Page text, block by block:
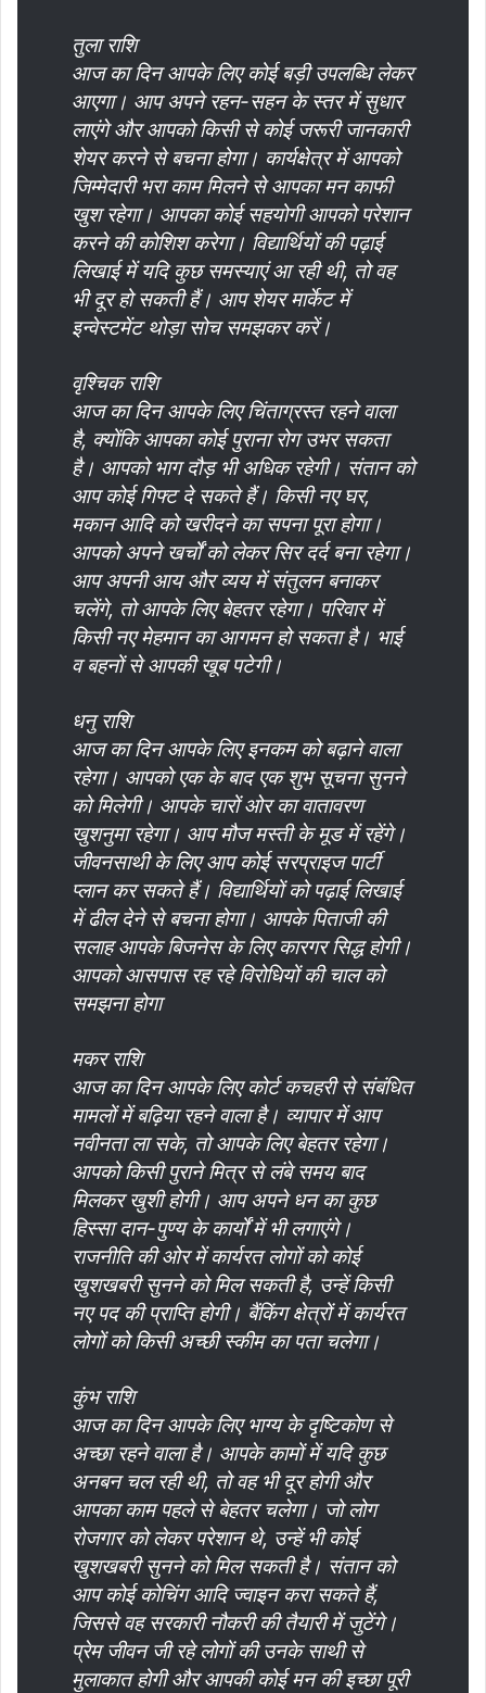
तुला राशि
आज का दिन आपके लिए कोई बड़ी उपलब्धि लेकर
आएगा। आप अपने रहन-सहन के स्तर में सुधार
लाएंगे और आपको किसी से कोई जरूरी जानकारी
शेयर करने से बचना होगा। कार्यक्षेत्र में आपको
जिम्मेदारी भरा काम मिलने से आपका मन काफी
खुश रहेगा। आपका कोई सहयोगी आपको परेशान
करने की कोशिश करेगा। विद्यार्थियों की पढ़ाई
लिखाई में यदि कुछ समस्याएं आ रही थी, तो वह
भी दूर हो सकती हैं। आप शेयर मार्केट में
इन्वेस्टमेंट थोड़ा सोच समझकर करें।
वृश्चिक राशि
आज का दिन आपके लिए चिंताग्रस्त रहने वाला
है, क्योंकि आपका कोई पुराना रोग उभर सकता
है। आपको भाग दौड़ भी अधिक रहेगी। संतान को
आप कोई गिफ्ट दे सकते हैं। किसी नए घर,
मकान आदि को खरीदने का सपना पूरा होगा।
आपको अपने खर्चों को लेकर सिर दर्द बना रहेगा।
आप अपनी आय और व्यय में संतुलन बनाकर
चलेंगे, तो आपके लिए बेहतर रहेगा। परिवार में
किसी नए मेहमान का आगमन हो सकता है। भाई
व बहनों से आपकी खूब पटेगी।
धनु राशि
आज का दिन आपके लिए इनकम को बढ़ाने वाला
रहेगा। आपको एक के बाद एक शुभ सूचना सुनने
को मिलेगी। आपके चारों ओर का वातावरण
खुशनुमा रहेगा। आप मौज मस्ती के मूड में रहेंगे।
जीवनसाथी के लिए आप कोई सरप्राइज पार्टी
प्लान कर सकते हैं। विद्यार्थियों को पढ़ाई लिखाई
में ढील देने से बचना होगा। आपके पिताजी की
सलाह आपके बिजनेस के लिए कारगर सिद्ध होगी।
आपको आसपास रह रहे विरोधियों की चाल को
समझना होगा
मकर राशि
आज का दिन आपके लिए कोर्ट कचहरी से संबंधित
मामलों में बढ़िया रहने वाला है। व्यापार में आप
नवीनता ला सके, तो आपके लिए बेहतर रहेगा।
आपको किसी पुराने मित्र से लंबे समय बाद
मिलकर खुशी होगी। आप अपने धन का कुछ
हिस्सा दान-पुण्य के कार्यों में भी लगाएंगे।
राजनीति की ओर में कार्यरत लोगों को कोई
खुशखबरी सुनने को मिल सकती है, उन्हें किसी
नए पद की प्राप्ति होगी। बैंकिंग क्षेत्रों में कार्यरत
लोगों को किसी अच्छी स्कीम का पता चलेगा।
कुंभ राशि
आज का दिन आपके लिए भाग्य के दृष्टिकोण से
अच्छा रहने वाला है। आपके कामों में यदि कुछ
अनबन चल रही थी, तो वह भी दूर होगी और
आपका काम पहले से बेहतर चलेगा। जो लोग
रोजगार को लेकर परेशान थे, उन्हें भी कोई
खुशखबरी सुनने को मिल सकती है। संतान को
आप कोई कोचिंग आदि ज्वाइन करा सकते हैं,
जिससे वह सरकारी नौकरी की तैयारी में जुटेंगे।
प्रेम जीवन जी रहे लोगों की उनके साथी से
मुलाकात होगी और आपकी कोई मन की इच्छा पूरी